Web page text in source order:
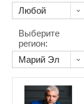
Выберите
регион: